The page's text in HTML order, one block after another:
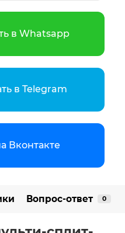
в Whatsapp
в Telegram
Вконтакте
Вопрос-ответ 0